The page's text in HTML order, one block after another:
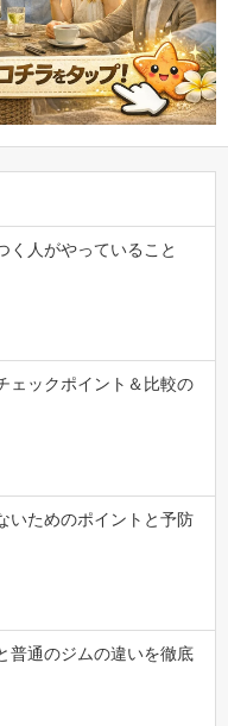
く人がやっていること
ェックポイント＆比較の
いためのポイントと予防
普通のジムの違いを徹底